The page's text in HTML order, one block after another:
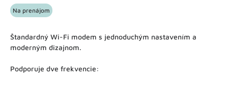
Na prenájom
Štandardný Wi-Fi modem s jednoduchým nastavením a
moderným dizajnom.
Podporuje dve frekvencie: